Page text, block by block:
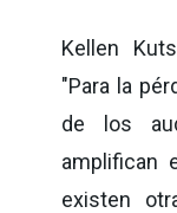
Kellen
"Para la
de los
amplifican
existen